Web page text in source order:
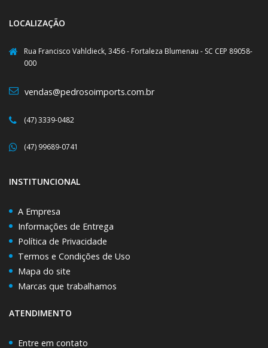
LOCALIZAÇÃO
Rua Francisco Vahldieck, 3456 - Fortaleza Blumenau - SC CEP 89058-
000
vendas@pedrosoimports.com.br
(47) 3339-0482
(47) 99689-0741
INSTITUNCIONAL
A Empresa
Informações de Entrega
Política de Privacidade
Termos e Condições de Uso
Mapa do site
Marcas que trabalhamos
ATENDIMENTO
Entre em contato